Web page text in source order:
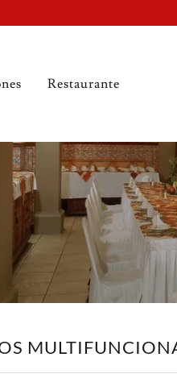
Restaurante